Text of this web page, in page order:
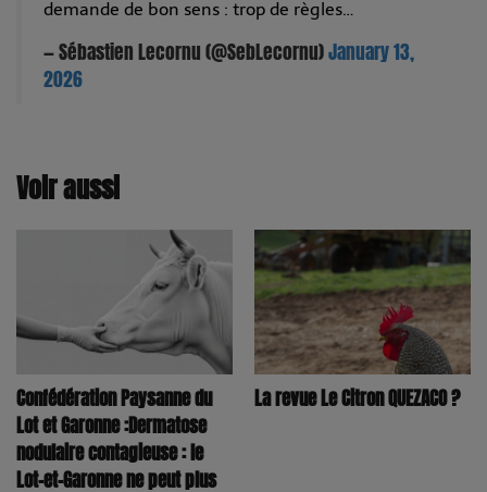
demande de bon sens : trop de règles…
— Sébastien Lecornu (@SebLecornu)January 13,
2026
Voir aussi
Confédération Paysanne du
Lot et Garonne :Dermatose
nodulaire contagieuse : le
Lot-et-Garonne ne peut plus
La revue Le Citron QUEZACO ?